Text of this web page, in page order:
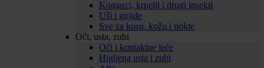
Komarci, krpelji i drugi insekti
Uši i gnjide
Sve za kosu, kožu i nokte
Oči, usta, zubi
Oči i kontaktne leće
Higijena usta i zubi